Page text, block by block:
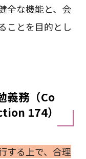
全な機能と、会
ことを目的とし
義務（Co
174）
する上で、合理